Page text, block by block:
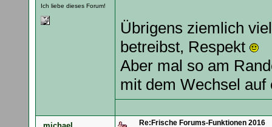
Ich liebe dieses Forum!
Übrigens ziemlich
betreibst, Respekt
Aber mal so am
mit dem Wechsel
Re:Frische Forums-Funktionen 2016